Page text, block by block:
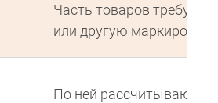
Часть товаров требует
или другую маркировку
По ней рассчитываются